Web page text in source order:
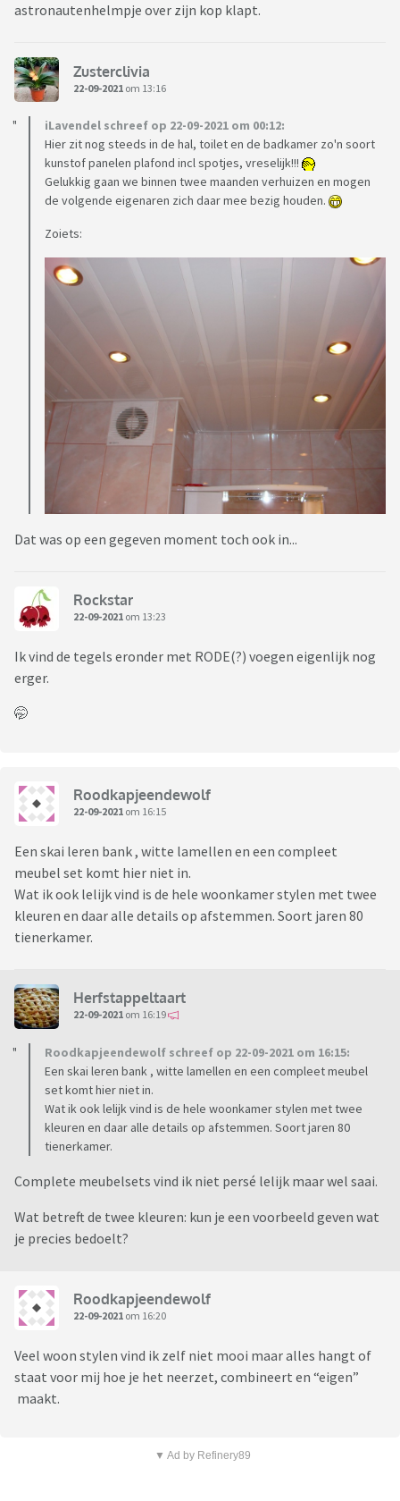
astronautenhelmpje over zijn kop klapt.
Zusterclivia
22-09-2021 om 13:16
iLavendel schreef op 22-09-2021 om 00:12:
Hier zit nog steeds in de hal, toilet en de badkamer zo'n soort
kunstof panelen plafond incl spotjes, vreselijk!!!
Gelukkig gaan we binnen twee maanden verhuizen en mogen
de volgende eigenaren zich daar mee bezig houden.
Zoiets:
Dat was op een gegeven moment toch ook in...
Rockstar
22-09-2021 om 13:23
Ik vind de tegels eronder met RODE(?) voegen eigenlijk nog
erger.
🤭
Roodkapjeendewolf
22-09-2021 om 16:15
Een skai leren bank , witte lamellen en een compleet
meubel set komt hier niet in.
Wat ik ook lelijk vind is de hele woonkamer stylen met twee
kleuren en daar alle details op afstemmen. Soort jaren 80
tienerkamer.
Herfstappeltaart
22-09-2021 om 16:19
Roodkapjeendewolf schreef op 22-09-2021 om 16:15:
Een skai leren bank , witte lamellen en een compleet meubel
set komt hier niet in.
Wat ik ook lelijk vind is de hele woonkamer stylen met twee
kleuren en daar alle details op afstemmen. Soort jaren 80
tienerkamer.
Complete meubelsets vind ik niet persé lelijk maar wel saai.
Wat betreft de twee kleuren: kun je een voorbeeld geven wat
je precies bedoelt?
Roodkapjeendewolf
22-09-2021 om 16:20
Veel woon stylen vind ik zelf niet mooi maar alles hangt of
staat voor mij hoe je het neerzet, combineert en “eigen”
maakt.
▼ Ad by Refinery89